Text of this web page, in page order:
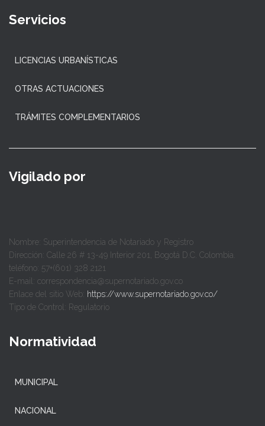
Servicios
LICENCIAS URBANÍSTICAS
OTRAS ACTUACIONES
TRÁMITES COMPLEMENTARIOS
Vigilado por
Nombre: Superintendencia de Notariado y Registro
Dirección: Calle 26 # 13-49 Interior 201, Bogotá D.C. Colombia.
teléfono: 57+(601) 328 2121
E-mail: correspondencia@supernotariado.gov.co
Enlace del sitio Web: https://www.supernotariado.gov.co/
Tipo de Control: Regulatorio
Normatividad
MUNICIPAL
NACIONAL